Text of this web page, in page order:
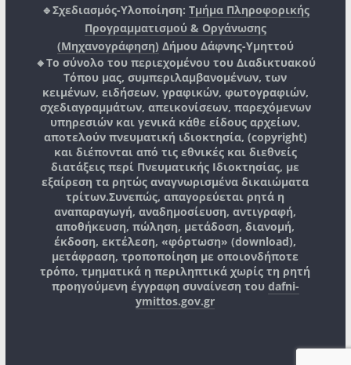
🔹Σχεδιασμός-Υλοποίηση: Τμήμα Πληροφορικής
Προγραμματισμού & Οργάνωσης
(Μηχανογράφηση) Δήμου Δάφνης-Υμηττού
🔸Το σύνολο του περιεχομένου του Διαδικτυακού
Τόπου μας, συμπεριλαμβανομένων, των
κειμένων, ειδήσεων, γραφικών, φωτογραφιών,
σχεδιαγραμμάτων, απεικονίσεων, παρεχόμενων
υπηρεσιών και γενικά κάθε είδους αρχείων,
αποτελούν πνευματική ιδιοκτησία, (copyright)
και διέπονται από τις εθνικές και διεθνείς
διατάξεις περί Πνευματικής Ιδιοκτησίας, με
εξαίρεση τα ρητώς αναγνωρισμένα δικαιώματα
τρίτων.Συνεπώς, απαγορεύεται ρητά η
αναπαραγωγή, αναδημοσίευση, αντιγραφή,
αποθήκευση, πώληση, μετάδοση, διανομή,
έκδοση, εκτέλεση, «φόρτωση» (download),
μετάφραση, τροποποίηση με οποιονδήποτε
τρόπο, τμηματικά η περιληπτικά χωρίς τη ρητή
προηγούμενη έγγραφη συναίνεση του dafni-
ymittos.gov.gr